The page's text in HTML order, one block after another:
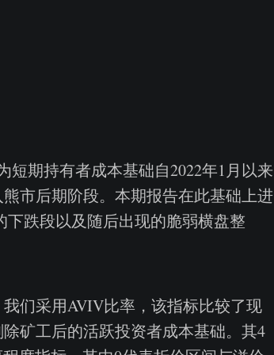
期持有者成本基础自2022年1月以来
市后期阶段。本期报告在此基础上进
跌段以及随后出现的脆弱横盘整
们采用AVIV比率，该指标比较了现
矿工后的活跃投资者成本基础。其4